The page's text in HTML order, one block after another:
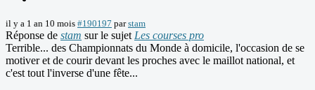
il y a 1 an 10 mois #190197 parstam
Réponse de stam sur le sujet Les courses pro
Terrible... des Championnats du Monde à domicile, l'occasion de se
motiver et de courir devant les proches avec le maillot national, et
c'est tout l'inverse d'une fête...